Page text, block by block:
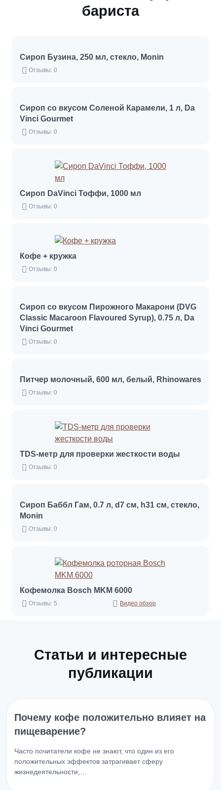
бариста
Сироп Бузина, 250 мл, стекло, Monin
Отзывы: 0
Сироп со вкусом Соленой Карамели, 1 л, Da
Vinci Gourmet
Отзывы: 0
Сироп DaVinci Тоффи, 1000 мл
Отзывы: 0
Кофе + кружка
Отзывы: 0
Сироп со вкусом Пирожного Макарони (DVG
Classic Macaroon Flavoured Syrup), 0.75 л, Da
Vinci Gourmet
Отзывы: 0
Питчер молочный, 600 мл, белый, Rhinowares
Отзывы: 0
TDS-метр для проверки жесткости воды
Отзывы: 0
Сироп Баббл Гам, 0.7 л, d7 см, h31 см, стекло,
Monin
Отзывы: 0
Кофемолка Bosch MKM 6000
Отзывы: 5 Видео обзор
Статьи и интересные
публикации
Почему кофе положительно влияет на
пищеварение?
Часто почитатели кофе не знают, что один из его
положительных эффектов затрагивает сферу
жизнедеятельности,…